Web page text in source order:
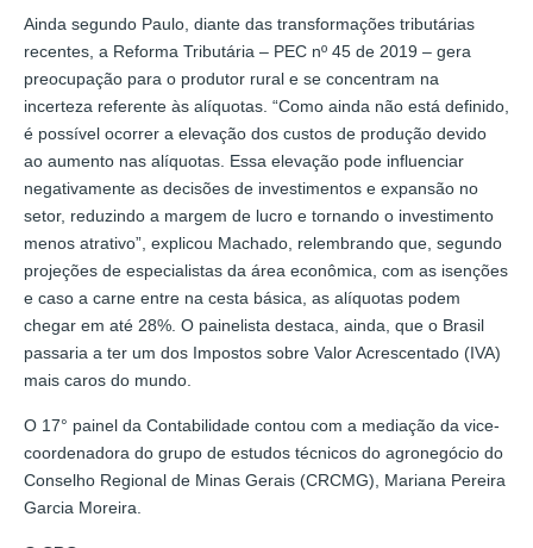
Ainda segundo Paulo, diante das transformações tributárias
recentes, a Reforma Tributária – PEC nº 45 de 2019 – gera
preocupação para o produtor rural e se concentram na
incerteza referente às alíquotas. “Como ainda não está definido,
é possível ocorrer a elevação dos custos de produção devido
ao aumento nas alíquotas. Essa elevação pode influenciar
negativamente as decisões de investimentos e expansão no
setor, reduzindo a margem de lucro e tornando o investimento
menos atrativo”, explicou Machado, relembrando que, segundo
projeções de especialistas da área econômica, com as isenções
e caso a carne entre na cesta básica, as alíquotas podem
chegar em até 28%. O painelista destaca, ainda, que o Brasil
passaria a ter um dos Impostos sobre Valor Acrescentado (IVA)
mais caros do mundo.
O 17° painel da Contabilidade contou com a mediação da vice-
coordenadora do grupo de estudos técnicos do agronegócio do
Conselho Regional de Minas Gerais (CRCMG), Mariana Pereira
Garcia Moreira.